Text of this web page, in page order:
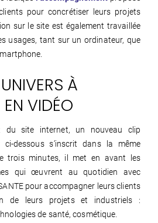
pour concrétiser leurs projets
sur le site est également travaillée
usages, tant sur un ordinateur, que
À
VIDÉO
du site internet, un nouveau clip
dessous s’inscrit dans la même
trois minutes, il met en avant les
qui œuvrent au quotidien avec
pour accompagner leurs clients
de leurs projets et industriels :
de santé, cosmétique.